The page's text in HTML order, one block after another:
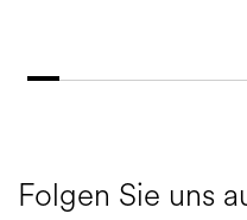
Folgen Sie uns